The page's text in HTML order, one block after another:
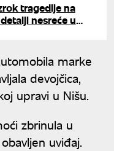
tragedije na
nesreće u
marke
devojčica,
upravi u Nišu.
zbrinula u
uviđaj.